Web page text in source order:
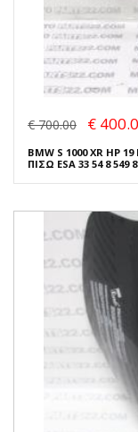
€ 700.00 €
BMW S 1000 XR HP
ΠΙΣΩ ESA 33 54 8 549